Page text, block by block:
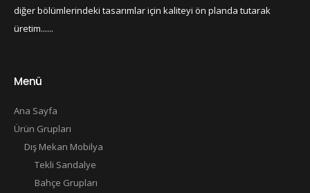
diğer bölümlerindeki tasarımlar için kaliteyi ön planda tutarak
üretim......
Menü
Ana Sayfa
Ürün Grupları
Dış Mekan Mobilya
Tekli Sandalye
Bahçe Grupları